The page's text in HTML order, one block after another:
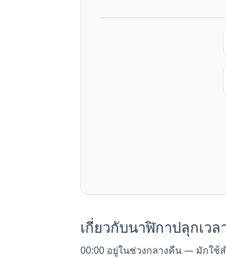
เกี่ยวกับนาฬิกาปลุกเวล
00:00 อยู่ในช่วงกลางคืน — มักใช้